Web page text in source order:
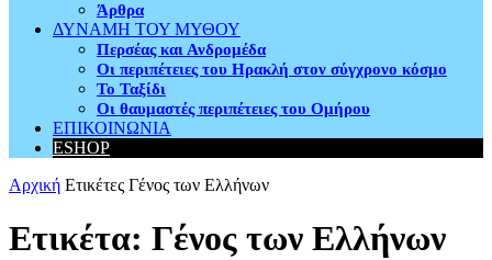
Άρθρα
ΔΥΝΑΜΗ ΤΟΥ ΜΥΘΟΥ
Περσέας και Ανδρομέδα
Οι περιπέτειες του Ηρακλή στον σύγχρονο κόσμο
Το Ταξίδι
Οι θαυμαστές περιπέτειες του Ομήρου
ΕΠΙΚΟΙΝΩΝΙΑ
ESHOP
Αρχική Ετικέτες Γένος των Ελλήνων
Ετικέτα: Γένος των Ελλήνων